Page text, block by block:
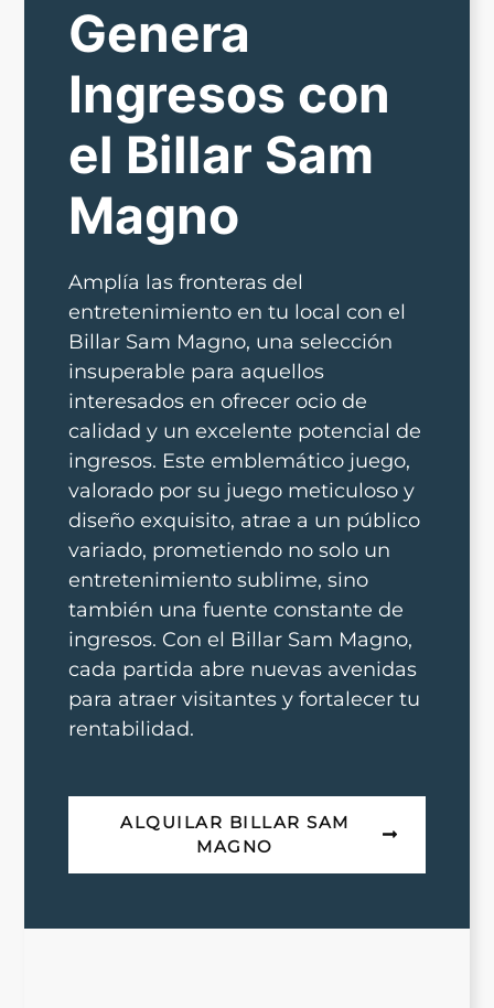
Genera
Ingresos con
el Billar Sam
Magno
Amplía las fronteras del
entretenimiento en tu local con el
Billar Sam Magno, una selección
insuperable para aquellos
interesados en ofrecer ocio de
calidad y un excelente potencial de
ingresos. Este emblemático juego,
valorado por su juego meticuloso y
diseño exquisito, atrae a un público
variado, prometiendo no solo un
entretenimiento sublime, sino
también una fuente constante de
ingresos. Con el Billar Sam Magno,
cada partida abre nuevas avenidas
para atraer visitantes y fortalecer tu
rentabilidad.
ALQUILAR BILLAR SAM
MAGNO